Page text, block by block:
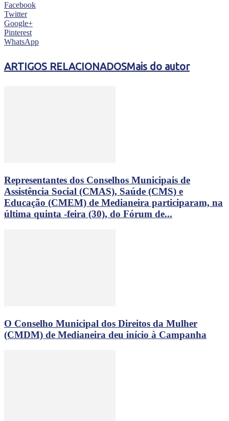
Facebook
Twitter
Google+
Pinterest
WhatsApp
ARTIGOS RELACIONADOSMais do autor
Representantes dos Conselhos Municipais de
Assistência Social (CMAS), Saúde (CMS) e
Educação (CMEM) de Medianeira participaram, na
última quinta -feira (30), do Fórum de...
O Conselho Municipal dos Direitos da Mulher
(CMDM) de Medianeira deu início à Campanha